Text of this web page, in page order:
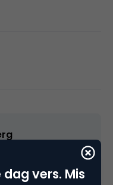
bij MUSEvers. Mis